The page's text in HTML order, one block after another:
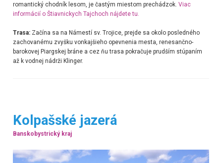
romantický chodník lesom, je častým miestom prechádzok. Viac
informácií o Štiavnickych Tajchoch nájdete tu.
Trasa:Začína sa na Námestí sv. Trojice, prejde sa okolo posledného
zachovanému zvyšku vonkajšieho opevnenia mesta, renesančno-
barokovej Piargskej bráne a cez ňu trasa pokračuje prudším stúpaním
až k vodnej nádrži Klinger.
Kolpašské jazerá
Banskobystrický kraj